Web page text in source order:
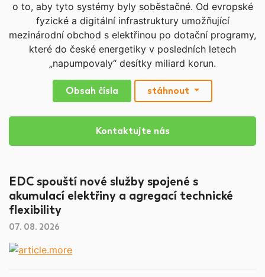
o to, aby tyto systémy byly soběstačné. Od evropské
fyzické a digitální infrastruktury umožňující
mezinárodní obchod s elektřinou po dotační programy,
které do české energetiky v posledních letech
„napumpovaly“ desítky miliard korun.
Obsah čísla stáhnout
Kontaktujte nás
EDC spouští nové služby spojené s
akumulací elektřiny a agregací technické
flexibility
07. 08. 2026